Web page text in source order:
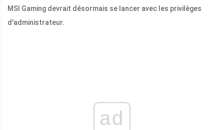
MSI Gaming devrait désormais se lancer avec les privilèges
d'administrateur.
ad